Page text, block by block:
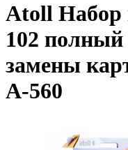
Atoll
102
замены
А-560